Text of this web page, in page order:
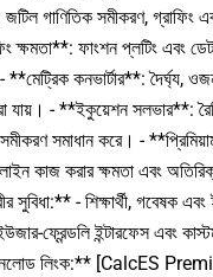
গাণিতিক সমীকরণ, গ্রাফিং
ক্ষমতা**: ফাংশন প্লটিং এবং
**মেট্রিক কনভার্টার**: দৈর্ঘ্য,
যায়। - **ইকুয়েশন সলভার**:
সমাধান করে। -
কাজ করার ক্ষমতা এবং
সুবিধা:** - শিক্ষার্থী, গবেষক এবং
ফ্রেন্ডলি ইন্টারফেস এবং
লিংক:** [CalcES